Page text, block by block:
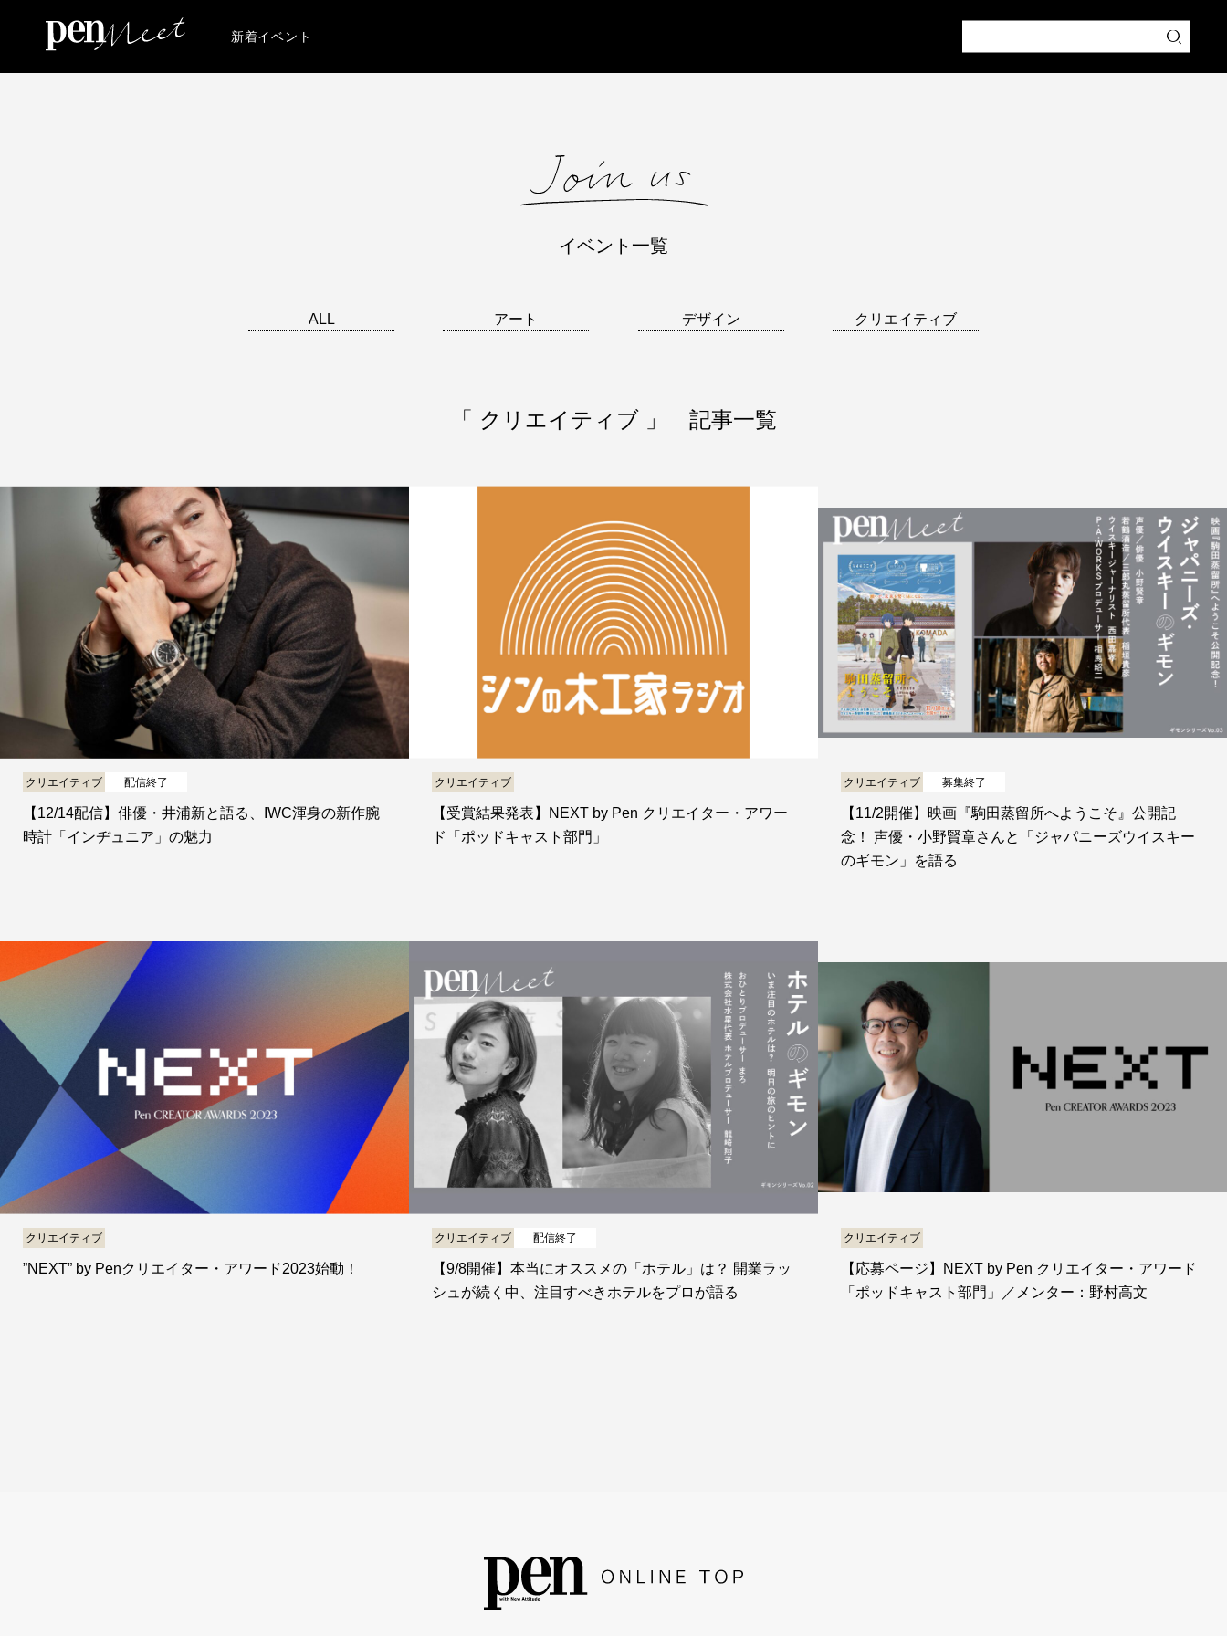
新着イベント
イベント一覧
ALL アート デザイン クリエイティブ
「 クリエイティブ 」 記事一覧
クリエイティブ 配信終了
【12/14配信】俳優・井浦新と語る、IWC渾身の新作腕
時計「インヂュニア」の魅力
クリエイティブ
【受賞結果発表】NEXT by Pen クリエイター・アワー
ド「ポッドキャスト部門」
クリエイティブ 募集終了
【11/2開催】映画『駒田蒸留所へようこそ』公開記
念！ 声優・小野賢章さんと「ジャパニーズウイスキー
のギモン」を語る
クリエイティブ
”NEXT” by Penクリエイター・アワード2023始動！
クリエイティブ 配信終了
【9/8開催】本当にオススメの「ホテル」は？ 開業ラッ
シュが続く中、注目すべきホテルをプロが語る
クリエイティブ
【応募ページ】NEXT by Pen クリエイター・アワード
「ポッドキャスト部門」／メンター：野村高文